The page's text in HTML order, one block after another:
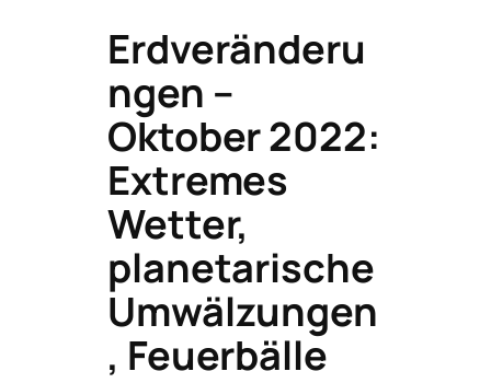
Erdveränderu
ngen –
Oktober 2022:
Extremes
Wetter,
planetarische
Umwälzungen
, Feuerbälle